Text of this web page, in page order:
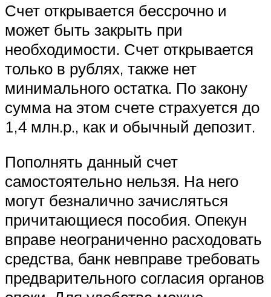
Счет открывается бессрочно и
может быть закрыть при
необходимости. Счет открывается
только в рублях, также нет
минимального остатка. По закону
сумма на этом счете страхуется до
1,4 млн.р., как и обычный депозит.
Пополнять данный счет
самостоятельно нельзя. На него
могут безналично зачисляться
причитающиеся пособия. Опекун
вправе неограниченно расходовать
средства, банк невправе требовать
предварительного согласия органов